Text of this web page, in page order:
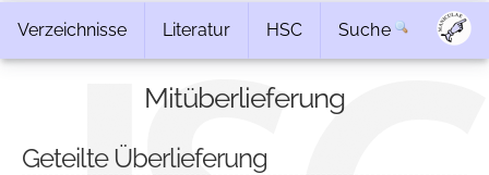
Verzeichnisse Literatur HSC Suche
Mitüberlieferung
Geteilte Überlieferung